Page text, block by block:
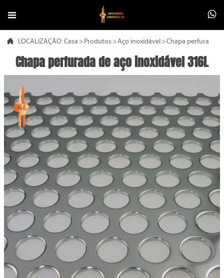
 
 LOCALIZAÇÃO:Casa > Produtos >Aço inoxidável >Chapa perfurada
Chapa perfurada de aço inoxidável 316L